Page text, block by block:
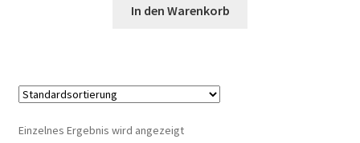
In den Warenkorb
Einzelnes Ergebnis wird angezeigt